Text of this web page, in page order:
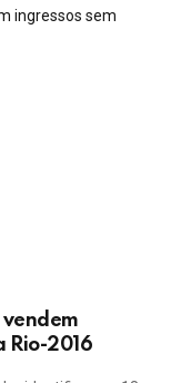
vendem
Rio-2016